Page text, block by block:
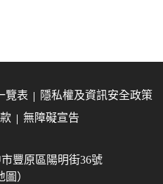
覽表
隱私權及資訊安全政策
無障礙宣告
豐原區陽明街36號
圖）